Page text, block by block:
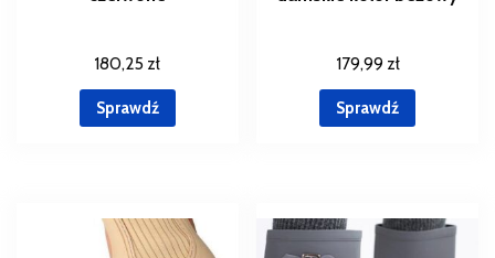
180,25 zł
Sprawdź
179,99 zł
Sprawdź